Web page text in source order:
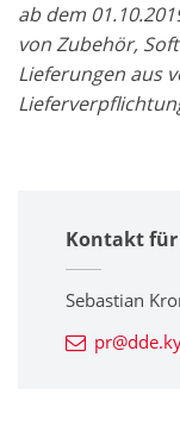
ab dem
von Zubehör,
Lieferungen aus
Kontakt
Sebastian